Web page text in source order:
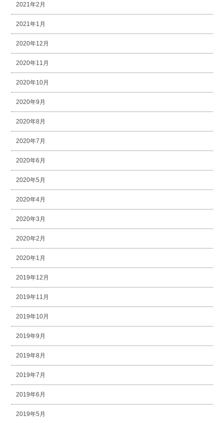
2021年2月
2021年1月
2020年12月
2020年11月
2020年10月
2020年9月
2020年8月
2020年7月
2020年6月
2020年5月
2020年4月
2020年3月
2020年2月
2020年1月
2019年12月
2019年11月
2019年10月
2019年9月
2019年8月
2019年7月
2019年6月
2019年5月